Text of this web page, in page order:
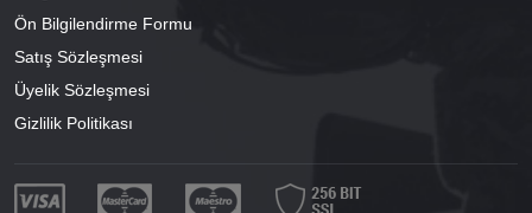
Ön Bilgilendirme Formu
Satış Sözleşmesi
Üyelik Sözleşmesi
Gizlilik Politikası